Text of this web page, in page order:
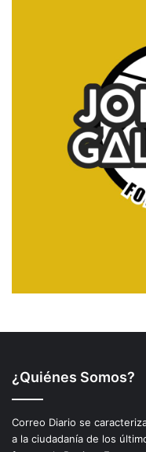
¿Quiénes Somos?
Correo Diario se
a la ciudadanía de los